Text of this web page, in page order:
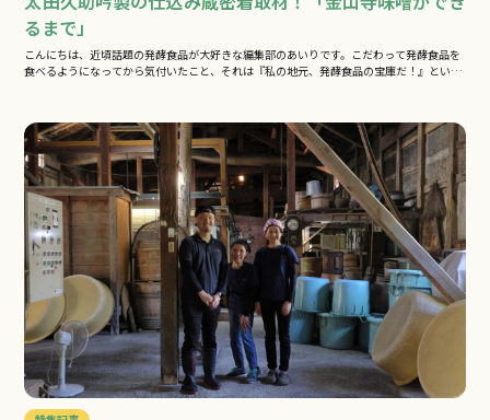
るまで」
こんにちは、近頃話題の発酵食品が大好きな編集部のあいりです。こだわって発酵食品を
食べるようになってから気付いたこと、それは『私の地元、発酵食品の宝庫だ！』とい